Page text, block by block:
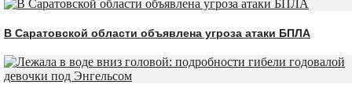
В Саратовской области объявлена угроза атаки БПЛА